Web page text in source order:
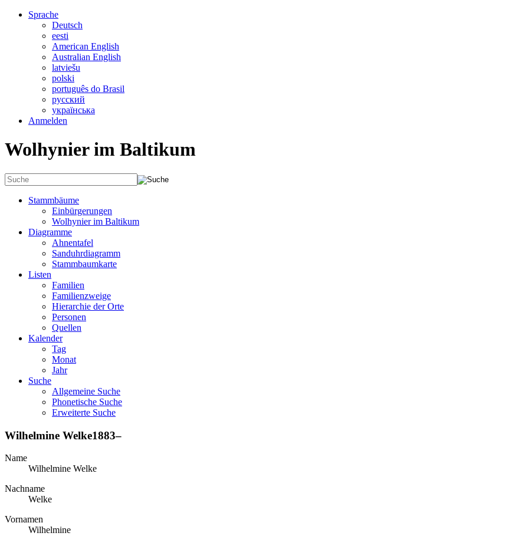
Sprache
Deutsch
eesti
American English
Australian English
latviešu
polski
português do Brasil
русский
українська
Anmelden
Wolhynier im Baltikum
Stammbäume
Einbürgerungen
Wolhynier im Baltikum
Diagramme
Ahnentafel
Sanduhrdiagramm
Stammbaumkarte
Listen
Familien
Familienzweige
Hierarchie der Orte
Personen
Quellen
Kalender
Tag
Monat
Jahr
Suche
Allgemeine Suche
Phonetische Suche
Erweiterte Suche
Wilhelmine Welke1883–
Name
Wilhelmine Welke
Nachname
Welke
Vornamen
Wilhelmine